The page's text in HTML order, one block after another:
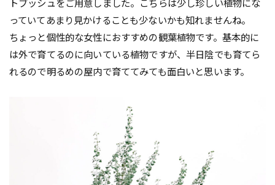
トブッシュをご用意しました。こちらは少し珍しい植物にな
っていてあまり見かけることも少ないかも知れませんね。
ちょっと個性的な女性におすすめの観葉植物です。基本的に
は外で育てるのに向いている植物ですが、半日陰でも育てら
れるので明るめの屋内で育ててみても面白いと思います。